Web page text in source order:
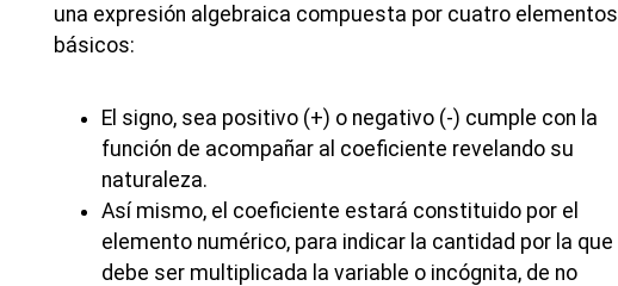
una expresión algebraica compuesta por cuatro elementos
básicos:
El signo, sea positivo (+) o negativo (-) cumple con la
función de acompañar al coeficiente revelando su
naturaleza.
Así mismo, el coeficiente estará constituido por el
elemento numérico, para indicar la cantidad por la que
debe ser multiplicada la variable o incógnita, de no